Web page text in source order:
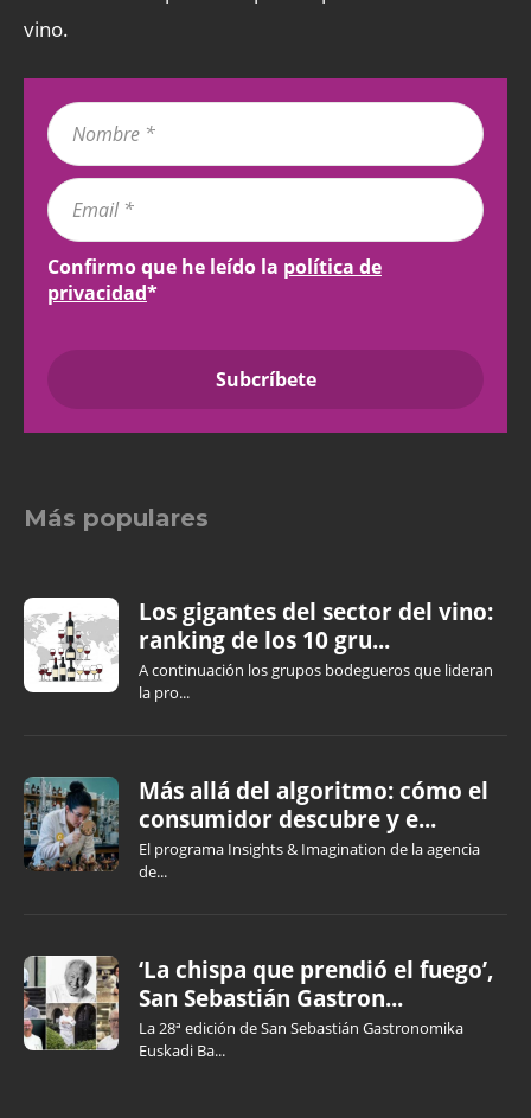
vino.
Confirmo que he leído la política de
privacidad*
Más populares
Los gigantes del sector del vino:
ranking de los 10 gru...
A continuación los grupos bodegueros que lideran
la pro...
Más allá del algoritmo: cómo el
consumidor descubre y e...
El programa Insights & Imagination de la agencia
de...
‘La chispa que prendió el fuego’,
San Sebastián Gastron...
La 28ª edición de San Sebastián Gastronomika
Euskadi Ba...